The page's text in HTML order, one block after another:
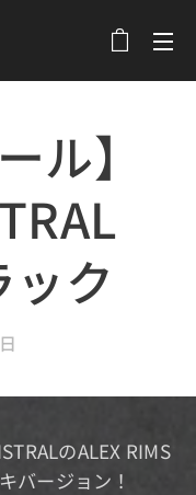
ル】
ク
のALEX RIMS
バージョン！